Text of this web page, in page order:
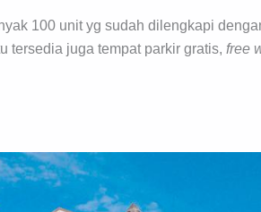
100 unit yg sudah dilengkapi
tersedia juga tempat parkir gratis, free